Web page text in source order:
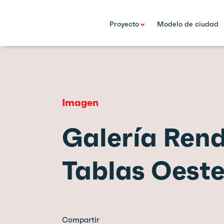
Proyecto Modelo de ciudad
Imagen
Galería
Tablas Oeste
Compartir